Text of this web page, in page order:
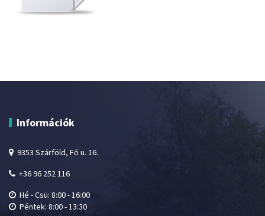
Információk
9353 Szárföld, Fő u. 16.
+36 96 252 116
Hé - Csü: 8:00 - 16:00
Péntek: 8:00 - 13:30